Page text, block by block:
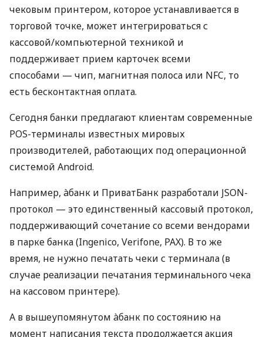
чековым принтером, которое устанавливается в
торговой точке, может интегрироваться с
кассовой/компьютерной техникой и
поддерживает прием карточек всеми
способами — чип, магнитная полоса или NFC, то
есть бесконтактная оплата.
Сегодня банки предлагают клиентам современные
POS-терминалы известных мировых
производителей, работающих под операционной
системой Android.
Например, àбанк и ПриватБанк разработали JSON-
протокол — это единственный кассовый протокол,
поддерживающий сочетание со всеми вендорами
в парке банка (Ingenico, Verifone, PAX). В то же
время, не нужно печатать чеки с терминала (в
случае реализации печатания терминального чека
на кассовом принтере).
А в вышеупомянутом àбанк по состоянию на
момент написания текста продолжается акция